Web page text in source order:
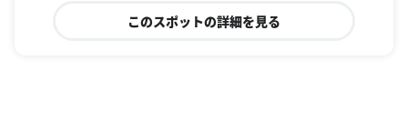
このスポットの詳細を見る